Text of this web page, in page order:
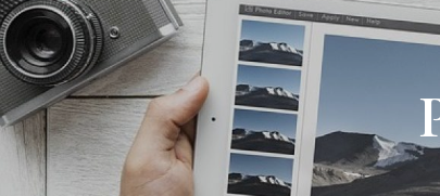
Skip
to
content